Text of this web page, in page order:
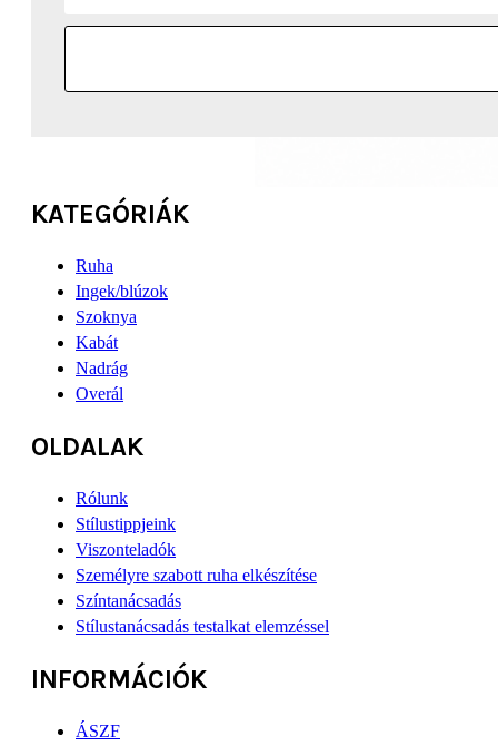
KATEGÓRIÁK
Ruha
Ingek/blúzok
Szoknya
Kabát
Nadrág
Overál
OLDALAK
Rólunk
Stílustippjeink
Viszonteladók
Személyre szabott ruha elkészítése
Színtanácsadás
Stílustanácsadás testalkat elemzéssel
INFORMÁCIÓK
ÁSZF